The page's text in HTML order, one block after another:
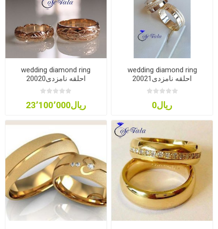
wedding diamond ring
20020احلقه نامزدی
ریال23٬100٬000
wedding diamond ring
20021احلقه نامزدی
ریال0